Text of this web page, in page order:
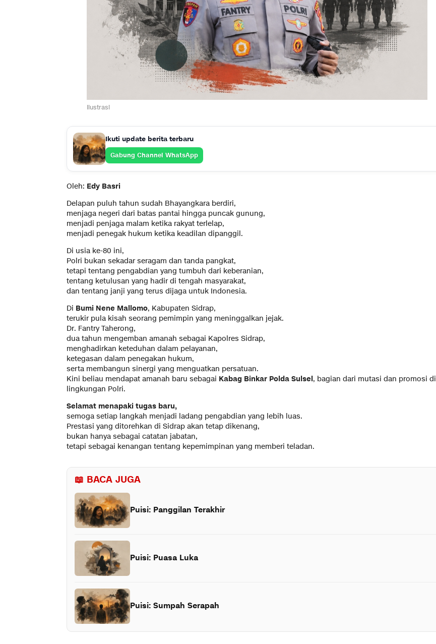
Ilustrasi
Ikuti update berita terbaru
Gabung Channel WhatsApp
Oleh: Edy Basri
Delapan puluh tahun sudah Bhayangkara berdiri,
menjaga negeri dari batas pantai hingga puncak gunung,
menjadi penjaga malam ketika rakyat terlelap,
menjadi penegak hukum ketika keadilan dipanggil.
Di usia ke-80 ini,
Polri bukan sekadar seragam dan tanda pangkat,
tetapi tentang pengabdian yang tumbuh dari keberanian,
tentang ketulusan yang hadir di tengah masyarakat,
dan tentang janji yang terus dijaga untuk Indonesia.
Di Bumi Nene Mallomo, Kabupaten Sidrap,
terukir pula kisah seorang pemimpin yang meninggalkan jejak.
Dr. Fantry Taherong,
dua tahun mengemban amanah sebagai Kapolres Sidrap,
menghadirkan keteduhan dalam pelayanan,
ketegasan dalam penegakan hukum,
serta membangun sinergi yang menguatkan persatuan.
Kini beliau mendapat amanah baru sebagai Kabag Binkar Polda Sulsel, bagian dari mutasi dan promosi di
lingkungan Polri.
Selamat menapaki tugas baru,
semoga setiap langkah menjadi ladang pengabdian yang lebih luas.
Prestasi yang ditorehkan di Sidrap akan tetap dikenang,
bukan hanya sebagai catatan jabatan,
tetapi sebagai kenangan tentang kepemimpinan yang memberi teladan.
📖 BACA JUGA
Puisi: Panggilan Terakhir
Puisi: Puasa Luka
Puisi: Sumpah Serapah